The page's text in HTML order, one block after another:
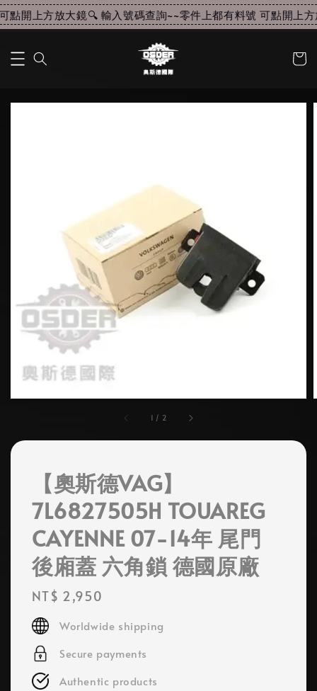
點開上方放大鏡🔍 輸入號碼查詢~~零件上都有料號 可點開上方
1 / 2
【奧斯德VAG】
7L6827505H TOUAREG
CAYENNE 07-14年 尾門
後廂蓋 六角鎖 德國原廠
Regular
price
NT$ 2,950
Worldwide shipping
Secure payments
Authentic products